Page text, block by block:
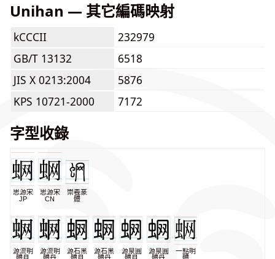
Unihan — 其它編碼映射
kCCCII
232979
GB/T 13132
6518
JIS X 0213:2004
5876
KPS 10721-2000
7172
字型收錄
思源宋
JP
思源宋
CN
崇羲篆
體
源流明
源流明
源石黑
源石黑
源泉圓
源泉圓
一點明